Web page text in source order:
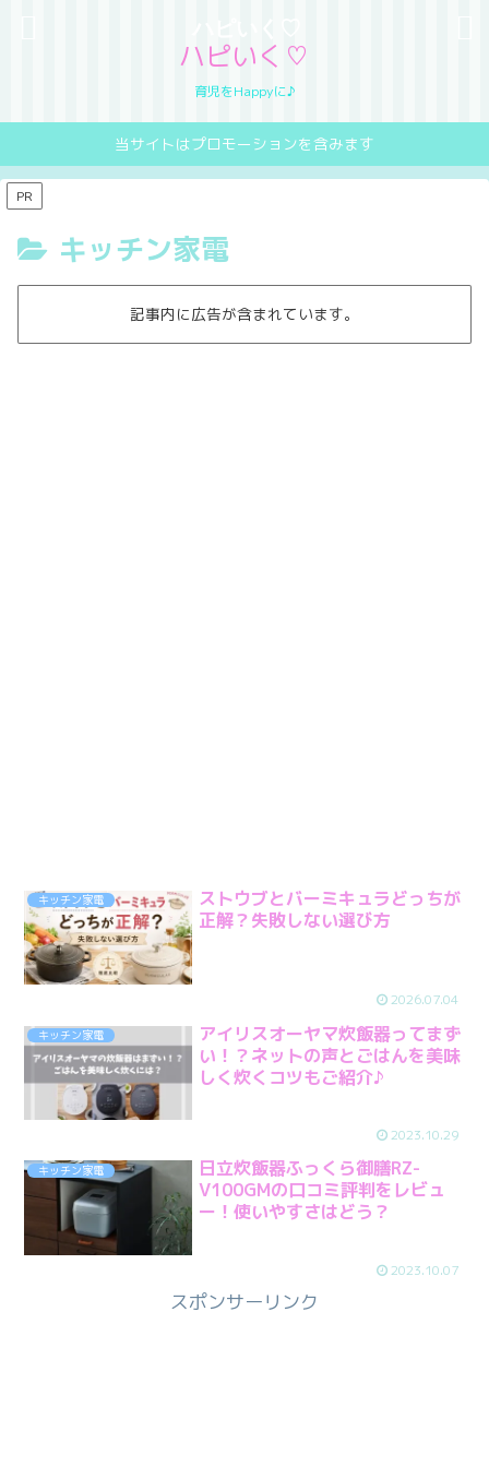
ハピいく♡
育児をHappyに♪
当サイトはプロモーションを含みます
PR
キッチン家電
記事内に広告が含まれています。
キッチン家電
ストウブとバーミキュラどっちが
正解？失敗しない選び方
2026.07.04
キッチン家電
アイリスオーヤマ炊飯器ってまず
い！？ネットの声とごはんを美味
しく炊くコツもご紹介♪
2023.10.29
キッチン家電
日立炊飯器ふっくら御膳RZ-
V100GMの口コミ評判をレビュ
ー！使いやすさはどう？
2023.10.07
スポンサーリンク